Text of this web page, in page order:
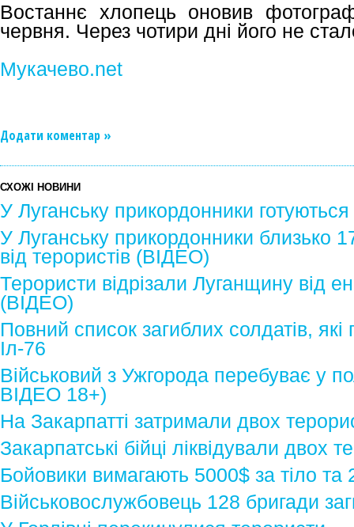
Востаннє хлопець оновив
червня. Через чотири дні його не
Мукачево.net
Додати коментар »
СХОЖІ НОВИНИ
У Луганську прикордонники
У Луганську прикордонники близько
від терористів (ВІДЕО)
Терористи відрізали Луганщину від
(ВІДЕО)
Повний список загиблих солдатів,
Іл-76
Військовий з Ужгорода перебуває у
ВІДЕО 18+)
На Закарпатті затримали двох
Закарпатські бійці ліквідували двох
Бойовики вимагають 5000$ за тіло
Військовослужбовець 128 бригади